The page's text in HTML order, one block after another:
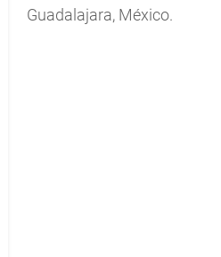
Guadalajara, México.